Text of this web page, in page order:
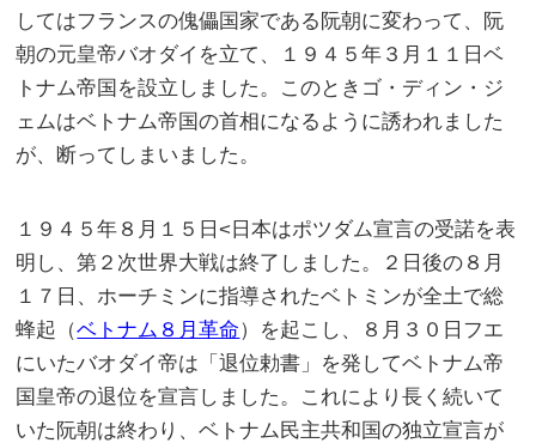
してはフランスの傀儡国家である阮朝に変わって、阮
朝の元皇帝バオダイを立て、１９４５年３月１１日ベ
トナム帝国を設立しました。このときゴ・ディン・ジ
ェムはベトナム帝国の首相になるように誘われました
が、断ってしまいました。
１９４５年８月１５日<日本はポツダム宣言の受諾を表
明し、第２次世界大戦は終了しました。２日後の８月
１７日、ホーチミンに指導されたベトミンが全土で総
蜂起（ベトナム８月革命）を起こし、８月３０日フエ
にいたバオダイ帝は「退位勅書」を発してベトナム帝
国皇帝の退位を宣言しました。これにより長く続いて
いた阮朝は終わり、ベトナム民主共和国の独立宣言が